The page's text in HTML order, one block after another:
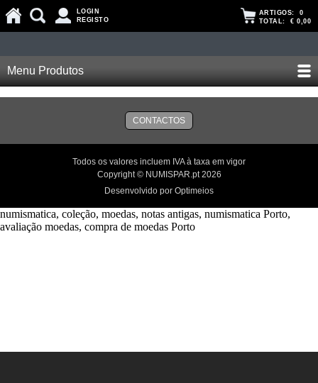
LOGIN
REGISTO
ARTIGOS: 0
TOTAL: € 0,00
Menu Produtos
CONTACTOS
Todos os valores incluem IVA à taxa em vigor
Copyright © NUMISPAR.pt 2026
Desenvolvido por Optimeios
numismatica, coleção, moedas, notas antigas, numismatica Porto,
avaliação moedas, compra de moedas Porto